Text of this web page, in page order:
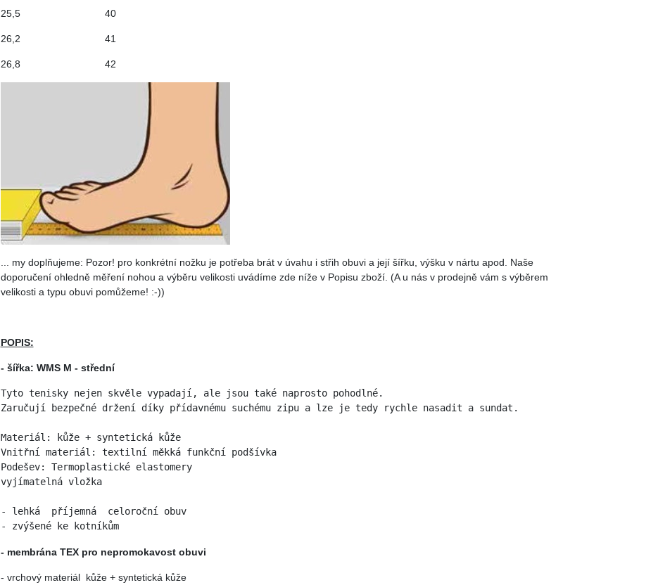
25,5 40
26,2 41
26,8 42
... my doplňujeme: Pozor! pro konkrétní nožku je potřeba brát v úvahu i střih obuvi a její šířku, výšku v nártu apod. Naše
doporučení ohledně měření nohou a výběru velikosti uvádíme zde níže v Popisu zboží. (A u nás v prodejně vám s výběrem
velikosti a typu obuvi pomůžeme! :-))
POPIS:
- šířka: WMS M - střední
Tyto tenisky nejen skvěle vypadají, ale jsou také naprosto pohodlné.
Zaručují bezpečné držení díky přídavnému suchému zipu a lze je tedy rychle nasadit a sundat.
Materiál: kůže + syntetická kůže
Vnitřní materiál: textilní měkká funkční podšívka
Podešev: Termoplastické elastomery
vyjímatelná vložka
- lehká  příjemná  celoroční obuv
- zvýšené ke kotníkům
- membrána TEX pro nepromokavost obuvi
- vrchový materiál kůže + syntetická kůže